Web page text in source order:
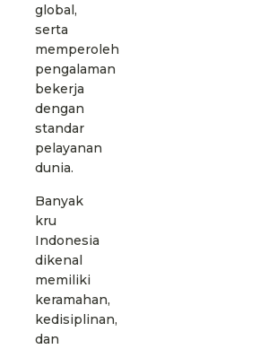
global,
serta
memperoleh
pengalaman
bekerja
dengan
standar
pelayanan
dunia.
Banyak
kru
Indonesia
dikenal
memiliki
keramahan,
kedisiplinan,
dan